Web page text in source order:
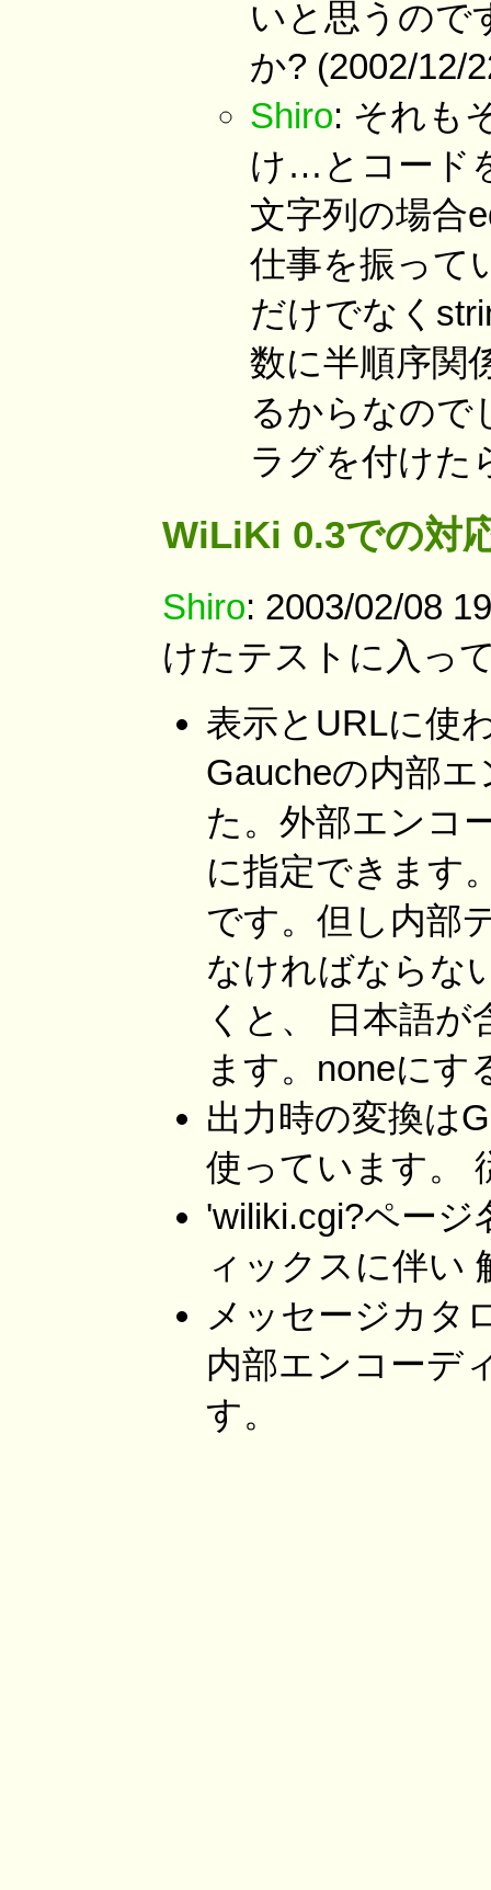
いと思うので
か? (2002/12/
Shiro: それも
け…とコード
文字列の場合
仕事を振って
だけでなく
数に半順序関
るからなので
ラグを付けた
WiLiKi 0.3での対
Shiro: 2003/02/08
けたテストに入っ
表示とURLに使
Gaucheの内部
た。外部エンコ
に指定できます
です。但し内部
なければならな
くと、 日本語
ます。noneにす
出力時の変換は
使っています。
'wiliki.cgi?ページ
ィックスに伴い
メッセージカタ
内部エンコーデ
す。